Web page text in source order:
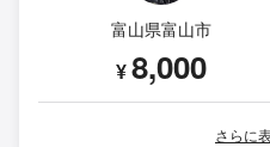
富山県富山市
¥8,000
さらに